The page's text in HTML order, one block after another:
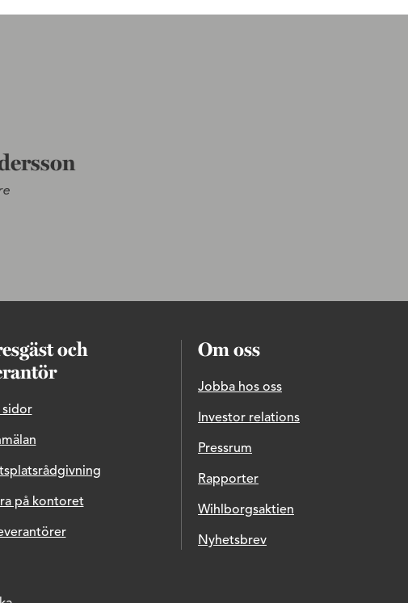
och
sidor
på kontoret
Om oss
Jobba hos oss
Investor relations
Pressrum
Rapporter
Wihlborgsaktien
Nyhetsbrev